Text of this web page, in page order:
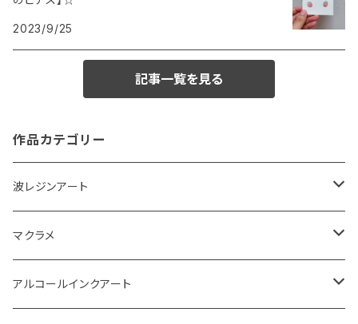
2023/9/25
記事一覧を見る
作品カテゴリー
波レジンアート
コースター
アクセサリートレイ
マクラメ
ピアス
アルコールインクアート